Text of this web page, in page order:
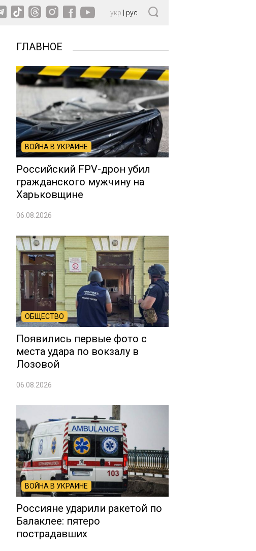
укр рус
ГЛАВНОЕ
ВОЙНА В УКРАИНЕ
Российский FPV-дрон убил
гражданского мужчину на
Харьковщине
06.08.2026
ОБЩЕСТВО
Появились первые фото с
места удара по вокзалу в
Лозовой
06.08.2026
ВОЙНА В УКРАИНЕ
Россияне ударили ракетой по
Балаклее: пятеро
пострадавших